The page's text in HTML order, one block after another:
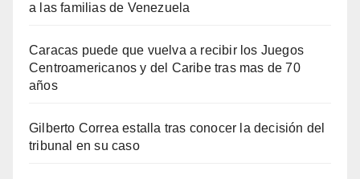
a las familias de Venezuela
Caracas puede que vuelva a recibir los Juegos
Centroamericanos y del Caribe tras mas de 70
años
Gilberto Correa estalla tras conocer la decisión del
tribunal en su caso